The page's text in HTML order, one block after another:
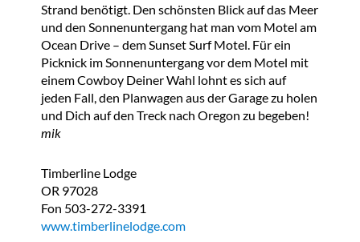
Strand benötigt. Den schönsten Blick auf das Meer
und den Sonnenuntergang hat man vom Motel am
Ocean Drive – dem Sunset Surf Motel. Für ein
Picknick im Sonnenuntergang vor dem Motel mit
einem Cowboy Deiner Wahl lohnt es sich auf
jeden Fall, den Planwagen aus der Garage zu holen
und Dich auf den Treck nach Oregon zu begeben!
mik
Timberline Lodge
OR 97028
Fon 503-272-3391
www.timberlinelodge.com